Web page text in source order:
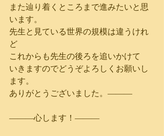
また辿り着くところまで進みたいと思
います。
先生と見ている世界の規模は違うけれ
ど
これからも先生の後ろを追いかけて
いきますのでどうぞよろしくお願いし
ます。
ありがとうございました。―――
―――心します！―――